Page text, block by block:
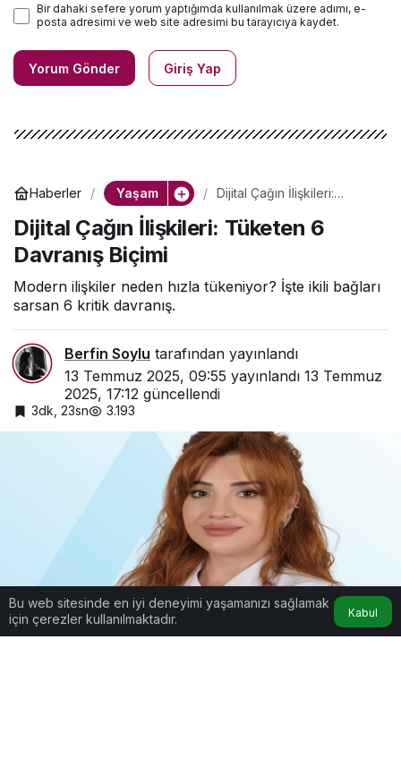
Bir dahaki sefere yorum yaptığımda kullanılmak üzere adımı, e-
posta adresimi ve web site adresimi bu tarayıcıya kaydet.
Yorum Gönder Giriş Yap
Haberler Yaşam
Dijital Çağın İlişkileri:
Dijital Çağın İlişkileri: Tüketen 6
Davranış Biçimi
Modern ilişkiler neden hızla tükeniyor? İşte ikili bağları
sarsan 6 kritik davranış.
Berfin Soylu tarafından yayınlandı
13 Temmuz 2025, 09:55 yayınlandı 13 Temmuz
2025, 17:12 güncellendi
3dk, 23sn 3.193
Dijital Çağın İlişkileri: Tüketen 6 Davranış Biçimi
Bu web sitesinde en iyi deneyimi yaşamanızı sağlamak
için çerezler kullanılmaktadır.
Kabul